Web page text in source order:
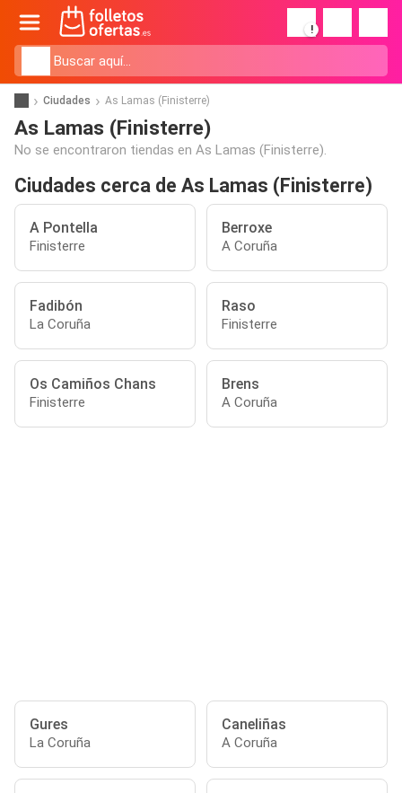
!
Ciudades As Lamas (Finisterre)
As Lamas (Finisterre)
No se encontraron tiendas en As Lamas (Finisterre).
Ciudades cerca de As Lamas (Finisterre)
A Pontella
Finisterre
Berroxe
A Coruña
Fadibón
La Coruña
Raso
Finisterre
Os Camiños Chans
Finisterre
Brens
A Coruña
Gures
La Coruña
Caneliñas
A Coruña